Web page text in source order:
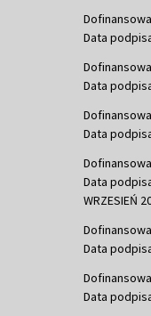
Data
Data
Data
Data
WRZESIEŃ
Data
Data